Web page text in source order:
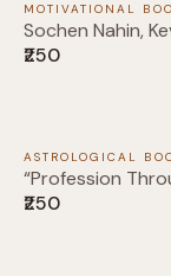
MOTIVATIONAL
Sochen Nahin,
₹250
ASTROLOGICAL
“Profession
₹250